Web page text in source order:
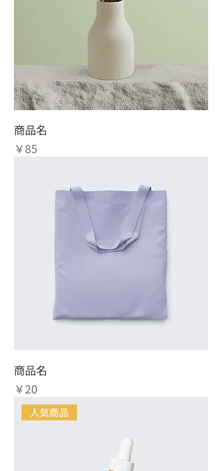
商品名
価格
￥85
商品名
価格
￥20
人気商品